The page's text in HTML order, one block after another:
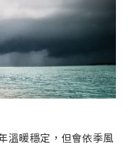
溫暖穩定，但會依季風